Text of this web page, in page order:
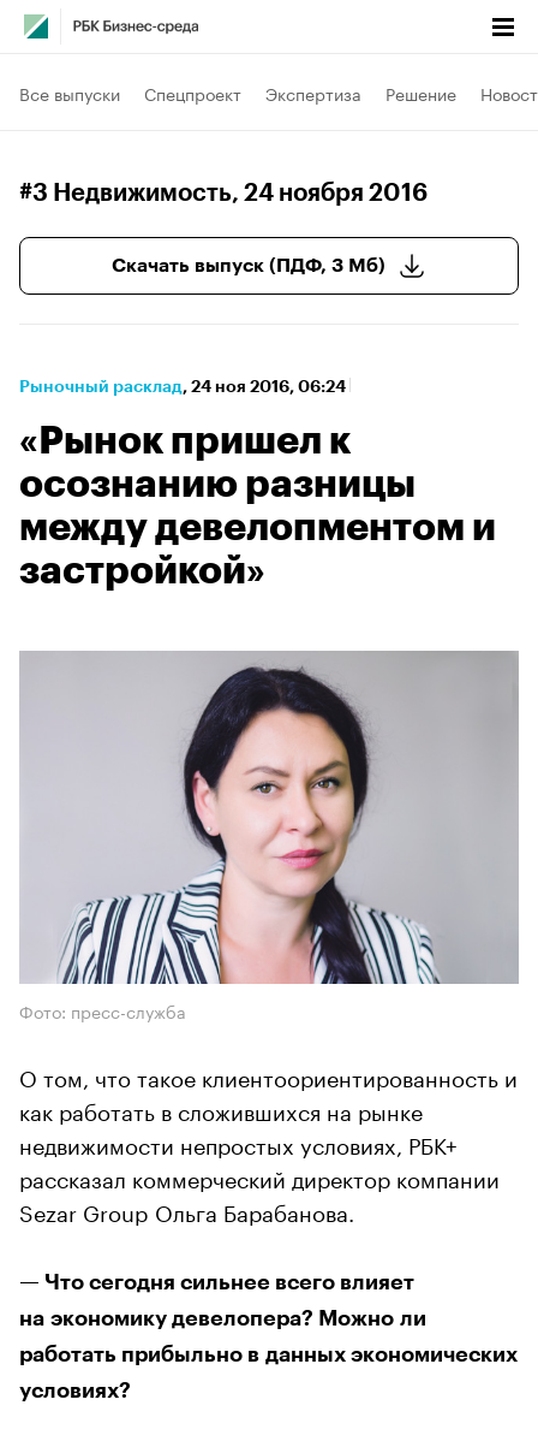
Все выпуски Спецпроект Экспертиза Решение
#3 Недвижимость, 24 ноября 2016
Скачать выпуск (ПДФ, 3 Мб)
Рыночный расклад⁠, 24 ноя 2016, 06:24
«Рынок пришел к
осознанию разницы
между девелопментом и
застройкой»
Фото: пресс-служба
О том, что такое клиентоориентированность и
как работать в сложившихся на рынке
недвижимости непростых условиях, РБК+
рассказал коммерческий директор компании
Sezar Group Ольга Барабанова.
— Что сегодня сильнее всего влияет
на экономику девелопера? Можно ли
работать прибыльно в данных экономических
условиях?